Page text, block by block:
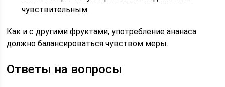
чувствительным.
Как и с другими фруктами, употребление ананаса
должно балансироваться чувством меры.
Ответы на вопросы